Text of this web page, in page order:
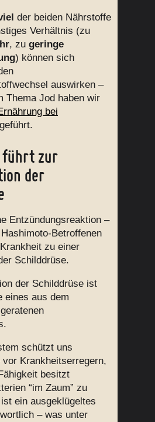
der beiden Nährstoffe
Verhältnis (zu
, zu geringe
) können sich
auswirken –
Thema Jod haben wir
bei
führt zur
der
Entzündungsreaktion –
Betroffenen
zu einer
Schilddrüse.
der Schilddrüse ist
eines aus dem
schützt uns
vor Krankheitserregern,
besitzt
“im Zaum” zu
ein ausgeklügeltes
– was unter